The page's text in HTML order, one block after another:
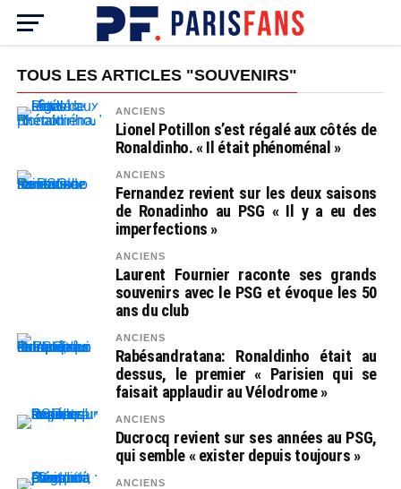
TOUS LES ARTICLES "SOUVENIRS"
ANCIENS
Lionel Potillon s’est régalé aux côtés de
Ronaldinho. « Il était phénoménal »
ANCIENS
Fernandez revient sur les deux saisons
de Ronadinho au PSG « Il y a eu des
imperfections »
ANCIENS
Laurent Fournier raconte ses grands
souvenirs avec le PSG et évoque les 50
ans du club
ANCIENS
Rabésandratana: Ronaldinho était au
dessus, le premier « Parisien qui se
faisait applaudir au Vélodrome »
ANCIENS
Ducrocq revient sur ses années au PSG,
qui semble « exister depuis toujours »
ANCIENS